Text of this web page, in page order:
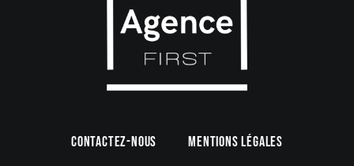
Contactez-nous Mentions légales